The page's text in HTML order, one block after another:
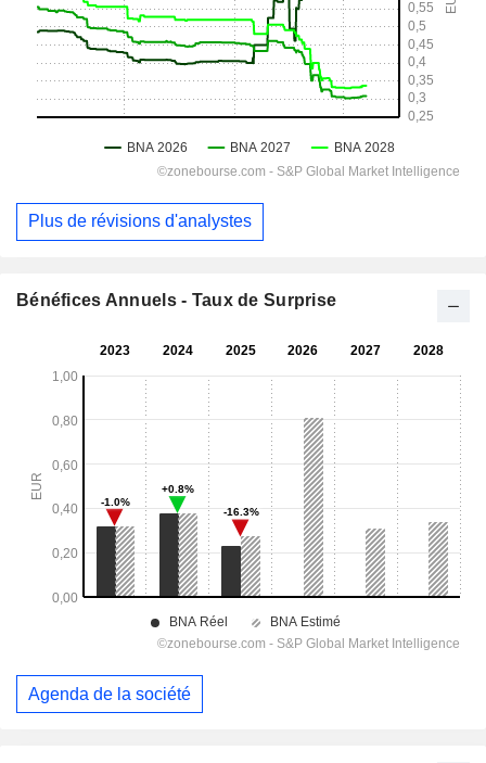
Plus de révisions d'analystes
Bénéfices Annuels - Taux de Surprise
Agenda de la société